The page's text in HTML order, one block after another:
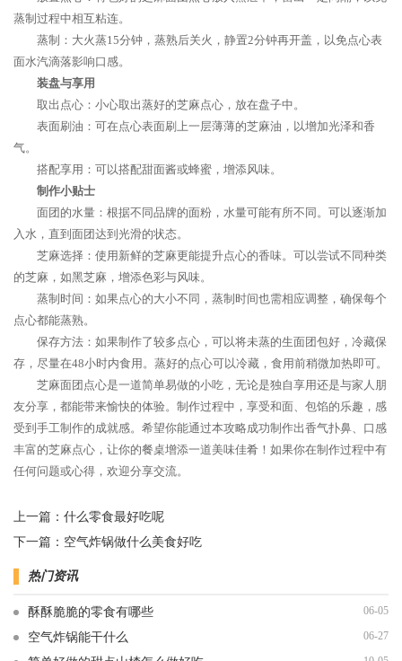
蒸制过程中相互粘连。
蒸制：大火蒸15分钟，蒸熟后关火，静置2分钟再开盖，以免点心表
面水汽滴落影响口感。
装盘与享用
取出点心：小心取出蒸好的芝麻点心，放在盘子中。
表面刷油：可在点心表面刷上一层薄薄的芝麻油，以增加光泽和香
气。
搭配享用：可以搭配甜面酱或蜂蜜，增添风味。
制作小贴士
面团的水量：根据不同品牌的面粉，水量可能有所不同。可以逐渐加
入水，直到面团达到光滑的状态。
芝麻选择：使用新鲜的芝麻更能提升点心的香味。可以尝试不同种类
的芝麻，如黑芝麻，增添色彩与风味。
蒸制时间：如果点心的大小不同，蒸制时间也需相应调整，确保每个
点心都能蒸熟。
保存方法：如果制作了较多点心，可以将未蒸的生面团包好，冷藏保
存，尽量在48小时内食用。蒸好的点心可以冷藏，食用前稍微加热即可。
芝麻面团点心是一道简单易做的小吃，无论是独自享用还是与家人朋
友分享，都能带来愉快的体验。制作过程中，享受和面、包馅的乐趣，感
受到手工制作的成就感。希望你能通过本攻略成功制作出香气扑鼻、口感
丰富的芝麻点心，让你的餐桌增添一道美味佳肴！如果你在制作过程中有
任何问题或心得，欢迎分享交流。
上一篇： 什么零食最好吃呢
下一篇： 空气炸锅做什么美食好吃
热门资讯
酥酥脆脆的零食有哪些 06-05
空气炸锅能干什么 06-27